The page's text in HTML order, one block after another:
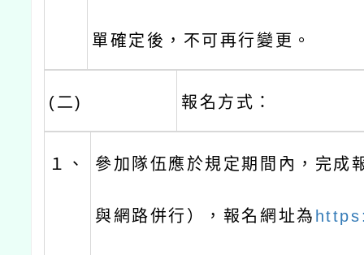
單確定後，不可再行變更。
(二) 報名方式：
１、 參加隊伍應於規定期間內，完成
與網路併行），報名網址為